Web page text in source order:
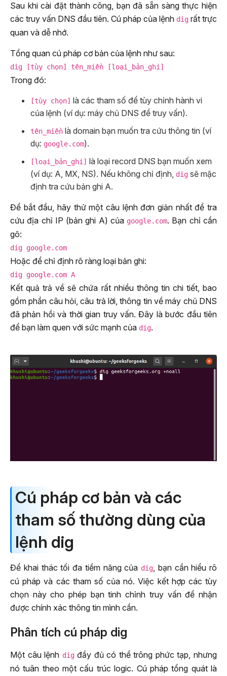
Sau khi cài đặt thành công, bạn đã sẵn sàng thực hiện
các truy vấn DNS đầu tiên. Cú pháp của lệnh dig rất trực
quan và dễ nhớ.
Tổng quan cú pháp cơ bản của lệnh như sau:
dig [tùy chọn] tên_miền [loại_bản_ghi]
Trong đó:
[tùy chọn] là các tham số để tùy chỉnh hành vi
của lệnh (ví dụ: máy chủ DNS để truy vấn).
tên_miền là domain bạn muốn tra cứu thông tin (ví
dụ: google.com).
[loại_bản_ghi] là loại record DNS bạn muốn xem
(ví dụ: A, MX, NS). Nếu không chỉ định, dig sẽ mặc
định tra cứu bản ghi A.
Để bắt đầu, hãy thử một câu lệnh đơn giản nhất để tra
cứu địa chỉ IP (bản ghi A) của google.com. Bạn chỉ cần
gõ:
dig google.com
Hoặc để chỉ định rõ ràng loại bản ghi:
dig google.com A
Kết quả trả về sẽ chứa rất nhiều thông tin chi tiết, bao
gồm phần câu hỏi, câu trả lời, thông tin về máy chủ DNS
đã phản hồi và thời gian truy vấn. Đây là bước đầu tiên
để bạn làm quen với sức mạnh của dig.
Cú pháp cơ bản và các
tham số thường dùng của
lệnh dig
Để khai thác tối đa tiềm năng của dig
, bạn cần hiểu rõ
cú pháp và các tham số của nó. Việc kết hợp các tùy
chọn này cho phép bạn tinh chỉnh truy vấn để nhận
được chính xác thông tin mình cần.
Phân tích cú pháp dig
Một câu lệnh digđầy đủ có thể trông phức tạp, nhưng
nó tuân theo một cấu trúc logic. Cú pháp tổng quát là